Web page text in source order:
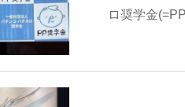
ロ奨学金